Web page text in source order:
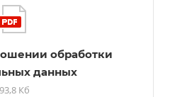
обработки
данных
Кб